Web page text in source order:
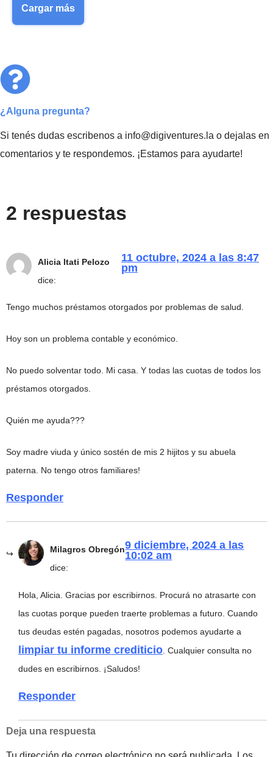
Cargar más
¿Alguna pregunta?
Si tenés dudas escribenos a info@digiventures.la o dejalas en
comentarios y te respondemos. ¡Estamos para ayudarte!
2 respuestas
Alicia Itati Pelozo
dice:
11 octubre, 2024 a las 8:47
pm
Tengo muchos préstamos otorgados por problemas de salud.
Hoy son un problema contable y económico.
No puedo solventar todo. Mi casa. Y todas las cuotas de todos los
préstamos otorgados.
Quién me ayuda???
Soy madre viuda y único sostén de mis 2 hijitos y su abuela
paterna. No tengo otros familiares!
Responder
Milagros Obregón
dice:
9 diciembre, 2024 a las
10:02 am
Hola, Alicia. Gracias por escribirnos. Procurá no atrasarte con
las cuotas porque pueden traerte problemas a futuro. Cuando
tus deudas estén pagadas, nosotros podemos ayudarte a
limpiar tu informe crediticio . Cualquier consulta no
dudes en escribirnos. ¡Saludos!
Responder
Deja una respuesta